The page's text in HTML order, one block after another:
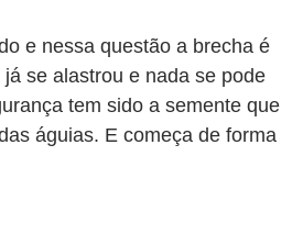
e nessa questão a brecha é
se alastrou e nada se pode
tem sido a semente que
águias. E começa de forma